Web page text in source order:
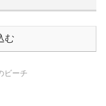
む
ビーチ